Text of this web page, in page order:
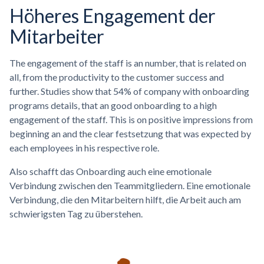
Höheres Engagement der
Mitarbeiter
The engagement of the staff is an number, that is related on
all, from the productivity to the customer success and
further. Studies show that 54% of company with onboarding
programs details, that an good onboarding to a high
engagement of the staff. This is on positive impressions from
beginning an and the clear festsetzung that was expected by
each employees in his respective role.
Also schafft das Onboarding auch eine emotionale
Verbindung zwischen den Teammitgliedern. Eine emotionale
Verbindung, die den Mitarbeitern hilft, die Arbeit auch am
schwierigsten Tag zu überstehen.